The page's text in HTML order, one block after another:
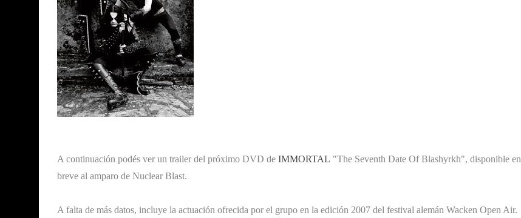
A continuación podés ver un trailer del próximo DVD de IMMORTAL "The Seventh Date Of Blashyrkh", disponible en
breve al amparo de Nuclear Blast.
A falta de más datos, incluye la actuación ofrecida por el grupo en la edición 2007 del festival alemán Wacken Open Air.